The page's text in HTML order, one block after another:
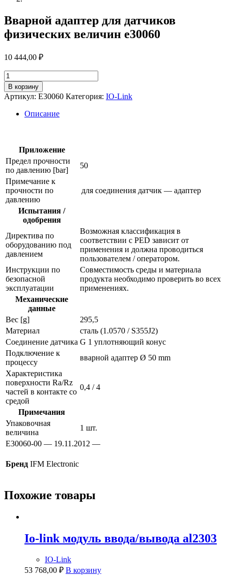
Вварной адаптер для датчиков
физических величин e30060
10 444,00 ₽
Количество
товара
Вварной
адаптер
датчиков
e30060
В корзину
Артикул: E30060 Категория: IO-Link
Описание
Приложение
Предел прочности
по давлению [bar]
50
Примечание к
прочности по
давлению
для соединения датчик — адаптер
Испытания /
одобрения
Директива по
оборудованию под
давлением
Возможная классификация в
соответствии с PED зависит от
применения и должна проводиться
пользователем / оператором.
Инструкции по
безопасной
эксплуатации
Совместимость среды и материала
продукта необходимо проверить во всех
применениях.
Механические
данные
Вес [g]
295,5
Материал
сталь (1.0570 / S355J2)
Соединение датчика G 1 уплотняющий конус
Подключение к
процессу
вварной адаптер Ø 50 mm
Характеристика
поверхности Ra/Rz
частей в контакте со
средой
0,4 / 4
Примечания
Упаковочная
величина
1 шт.
E30060-00 — 19.11.2012 —
Бренд IFM Electronic
Похожие товары
Io-link модуль ввода/вывода al2303
IO-Link
53 768,00 ₽ В корзину